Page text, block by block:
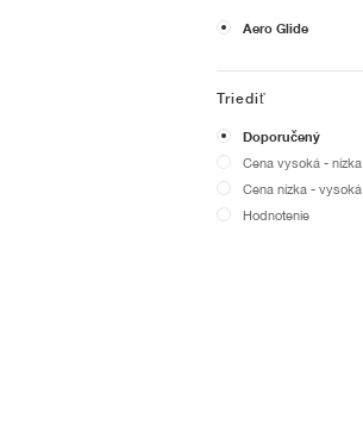
Aero Glide
Triediť
Doporučený
Cena vysoká - nízka
Cena nízka - vysoká
Hodnotenie